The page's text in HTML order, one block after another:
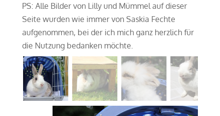
PS: Alle Bilder von Lilly und Mümmel auf dieser
Seite wurden wie immer von Saskia Fechte
aufgenommen, bei der ich mich ganz herzlich für
die Nutzung bedanken möchte.